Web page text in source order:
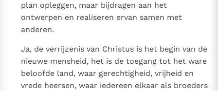
plan opleggen, maar bijdragen aan het
ontwerpen en realiseren ervan samen met
anderen.
Ja, de verrijzenis van Christus is het begin van de
nieuwe mensheid, het is de toegang tot het ware
beloofde land, waar gerechtigheid, vrijheid en
vrede heersen, waar iedereen elkaar als broeders